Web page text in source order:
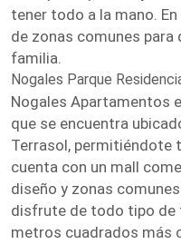
tener todo a la mano.
de zonas comunes
familia.
Nogales Parque
Nogales Apartamentos
que se encuentra
Terrasol, permitiéndote
cuenta con un mall
diseño y zonas
disfrute de todo tipo de
metros cuadrados más